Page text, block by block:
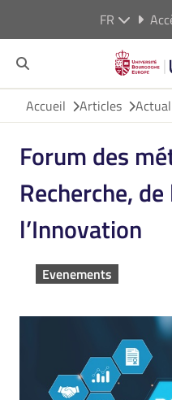
FR
Accueil Articles
Forum des
Recherche,
l’Innovation
Evenements